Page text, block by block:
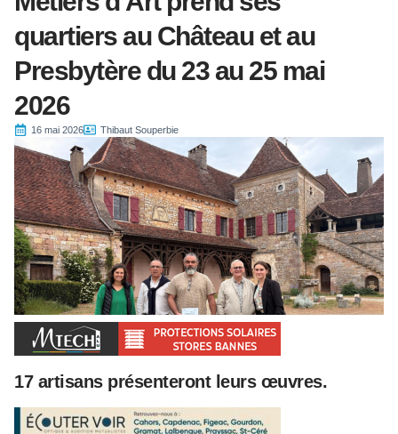
quartiers au Château et au
Presbytère du 23 au 25 mai
2026
16 mai 2026 Thibaut Souperbie
17 artisans présenteront leurs œuvres.